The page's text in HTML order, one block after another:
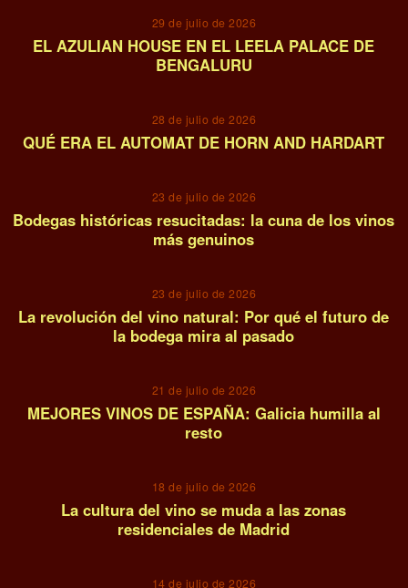
29 de julio de 2026
EL AZULIAN HOUSE EN EL LEELA PALACE DE
BENGALURU
28 de julio de 2026
QUÉ ERA EL AUTOMAT DE HORN AND HARDART
06
23 de julio de 2026
Bodegas históricas resucitadas: la cuna de los vinos
más genuinos
23 de julio de 2026
La revolución del vino natural: Por qué el futuro de
la bodega mira al pasado
21 de julio de 2026
MEJORES VINOS DE ESPAÑA: Galicia humilla al
resto
18 de julio de 2026
La cultura del vino se muda a las zonas
residenciales de Madrid
14 de julio de 2026